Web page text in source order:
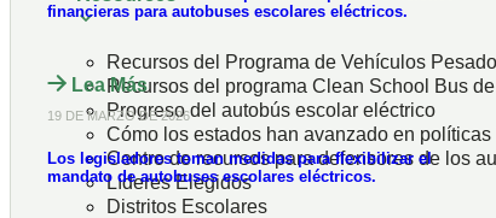
Recursos del Programa de Vehículos
Recursos del programa Clean School Bus
Progreso del autobús escolar eléctrico
Cómo los estados han avanzado en políticas
Centro de recursos para defensores de los
Líderes Elegidos
Distritos Escolares
financieras para autobuses escolares eléctricos.
Lea Más
19 DE MARZO DE 2026
Los legisladores toman medidas para flexibilizar el
mandato de autobuses escolares eléctricos.